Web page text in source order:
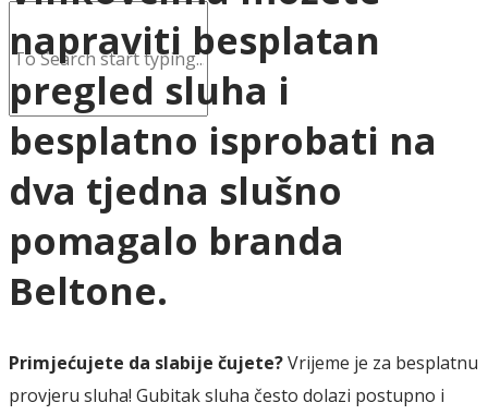
napraviti besplatan
pregled sluha i
besplatno isprobati na
dva tjedna slušno
pomagalo branda
Beltone.
Primjećujete da slabije čujete?Vrijeme je za besplatnu
provjeru sluha! Gubitak sluha često dolazi postupno i